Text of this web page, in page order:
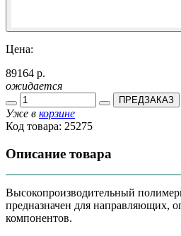
Цена:
89164 р.
ожидается
ПРЕДЗАКАЗ
Уже в корзине
Код товара: 25275
Описание товара
Высокопроизводительный
предназначен для направляющих,
компонентов.